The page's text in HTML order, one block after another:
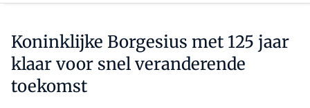
Koninklijke Borgesius met 125 jaar
klaar voor snel veranderende
toekomst